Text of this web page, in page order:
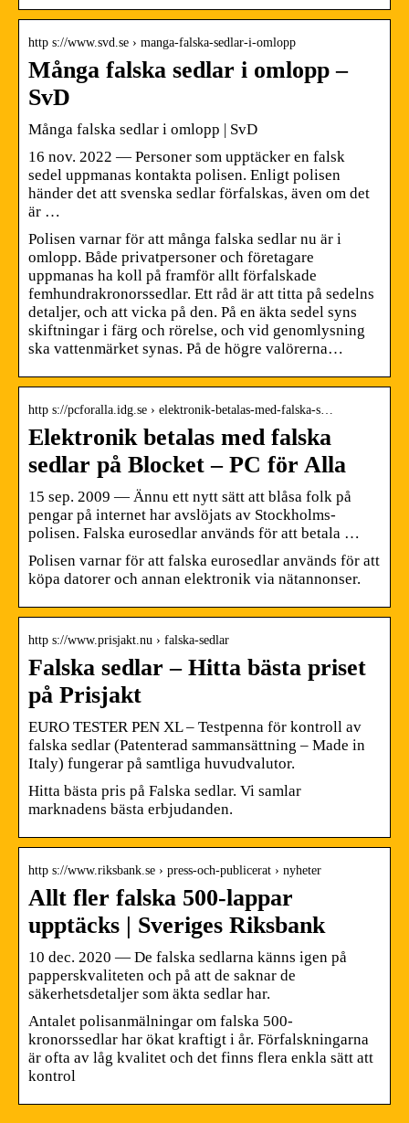
http s://www.svd.se › manga-falska-sedlar-i-omlopp
Många falska sedlar i omlopp –
SvD
Många falska sedlar i omlopp | SvD
16 nov. 2022 — Personer som upptäcker en falsk
sedel uppmanas kontakta polisen. Enligt polisen
händer det att svenska sedlar förfalskas, även om det
är …
Polisen varnar för att många falska sedlar nu är i
omlopp. Både privatpersoner och företagare
uppmanas ha koll på framför allt förfalskade
femhundrakronorssedlar. Ett råd är att titta på sedelns
detaljer, och att vicka på den. På en äkta sedel syns
skiftningar i färg och rörelse, och vid genomlysning
ska vattenmärket synas. På de högre valörerna…
http s://pcforalla.idg.se › elektronik-betalas-med-falska-s…
Elektronik betalas med falska
sedlar på Blocket – PC för Alla
15 sep. 2009 — Ännu ett nytt sätt att blåsa folk på
pengar på internet har avslöjats av Stockholms-
polisen. Falska eurosedlar används för att betala …
Polisen varnar för att falska eurosedlar används för att
köpa datorer och annan elektronik via nätannonser.
http s://www.prisjakt.nu › falska-sedlar
Falska sedlar – Hitta bästa priset
på Prisjakt
EURO TESTER PEN XL – Testpenna för kontroll av
falska sedlar (Patenterad sammansättning – Made in
Italy) fungerar på samtliga huvudvalutor.
Hitta bästa pris på Falska sedlar. Vi samlar
marknadens bästa erbjudanden.
http s://www.riksbank.se › press-och-publicerat › nyheter
Allt fler falska 500-lappar
upptäcks | Sveriges Riksbank
10 dec. 2020 — De falska sedlarna känns igen på
papperskvaliteten och på att de saknar de
säkerhetsdetaljer som äkta sedlar har.
Antalet polisanmälningar om falska 500-
kronorssedlar har ökat kraftigt i år. Förfalskningarna
är ofta av låg kvalitet och det finns flera enkla sätt att
kontrol